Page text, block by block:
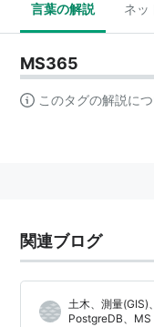
言葉の解説 ネッ
MS365
このタグの解説に
関連ブログ
土木、測量(GIS)
PostgreDB、